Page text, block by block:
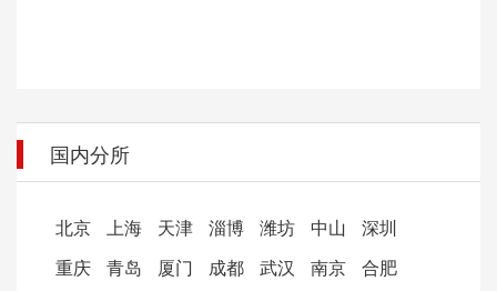
国内分所
北京 上海 天津 淄博 潍坊 中山
深圳
重庆
青岛 厦门 成都 武汉 南京
合肥